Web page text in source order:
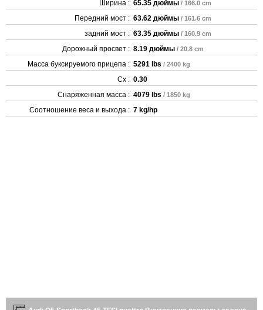
Ширина : 65.35 дюймы / 166.0 cm
Передний мост : 63.62 дюймы / 161.6 cm
задний мост : 63.35 дюймы / 160.9 cm
Дорожный просвет : 8.19 дюймы / 20.8 cm
Масса буксируемого прицепа : 5291 lbs / 2400 kg
Cx : 0.30
Снаряженная масса : 4079 lbs / 1850 kg
Соотношение веса и выхода : 7 kg/hp